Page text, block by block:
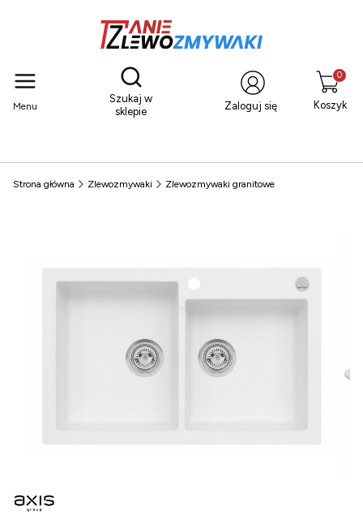
Menu
Otwórz wyszukiwarkę
Szukaj w
sklepie
Zaloguj się Koszyk
Strona główna Zlewozmywaki Zlewozmywaki granitowe